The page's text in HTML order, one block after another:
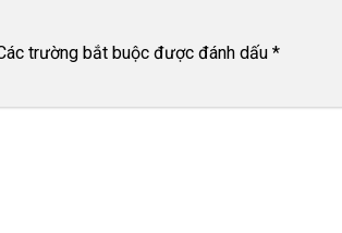
trường bắt buộc được đánh dấu *